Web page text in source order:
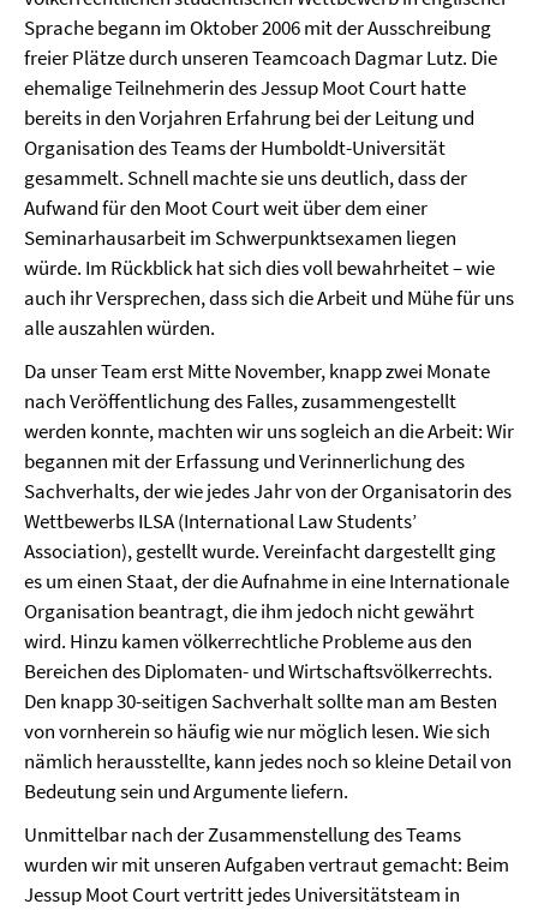
Sprache begann im Oktober 2006 mit der Ausschreibung
freier Plätze durch unseren Teamcoach Dagmar Lutz. Die
ehemalige Teilnehmerin des Jessup Moot Court hatte
bereits in den Vorjahren Erfahrung bei der Leitung und
Organisation des Teams der Humboldt-Universität
gesammelt. Schnell machte sie uns deutlich, dass der
Aufwand für den Moot Court weit über dem einer
Seminarhausarbeit im Schwerpunktsexamen liegen
würde. Im Rückblick hat sich dies voll bewahrheitet – wie
auch ihr Versprechen, dass sich die Arbeit und Mühe für uns
alle auszahlen würden.
Da unser Team erst Mitte November, knapp zwei Monate
nach Veröffentlichung des Falles, zusammengestellt
werden konnte, machten wir uns sogleich an die Arbeit: Wir
begannen mit der Erfassung und Verinnerlichung des
Sachverhalts, der wie jedes Jahr von der Organisatorin des
Wettbewerbs ILSA (International Law Students’
Association), gestellt wurde. Vereinfacht dargestellt ging
es um einen Staat, der die Aufnahme in eine Internationale
Organisation beantragt, die ihm jedoch nicht gewährt
wird. Hinzu kamen völkerrechtliche Probleme aus den
Bereichen des Diplomaten- und Wirtschaftsvölkerrechts.
Den knapp 30-seitigen Sachverhalt sollte man am Besten
von vornherein so häufig wie nur möglich lesen. Wie sich
nämlich herausstellte, kann jedes noch so kleine Detail von
Bedeutung sein und Argumente liefern.
Unmittelbar nach der Zusammenstellung des Teams
wurden wir mit unseren Aufgaben vertraut gemacht: Beim
Jessup Moot Court vertritt jedes Universitätsteam in